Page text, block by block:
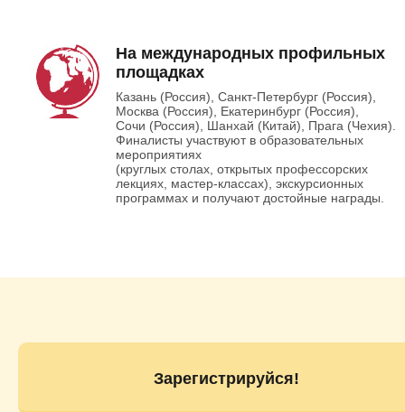
На международных профильных
площадках
Казань (Россия), Санкт-Петербург (Россия),
Москва (Россия), Екатеринбург (Россия),
Сочи (Россия), Шанхай (Китай), Прага (Чехия).
Финалисты участвуют в образовательных
мероприятиях
(круглых столах, открытых профессорских
лекциях, мастер-классах), экскурсионных
программах и получают достойные награды.
Зарегистрируйся!